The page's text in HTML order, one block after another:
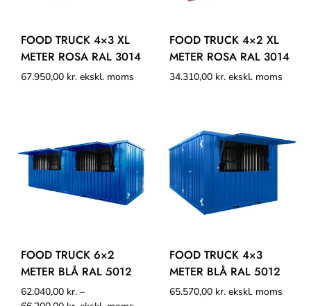
FOOD TRUCK 4×3 XL
METER ROSA RAL 3014
67.950,00 kr. ekskl. moms
FOOD TRUCK 4×2 XL
METER ROSA RAL 3014
34.310,00 kr. ekskl. moms
FOOD TRUCK 6×2
METER BLÅ RAL 5012
62.040,00 kr. –
FOOD TRUCK 4×3
METER BLÅ RAL 5012
65.570,00 kr. ekskl. moms